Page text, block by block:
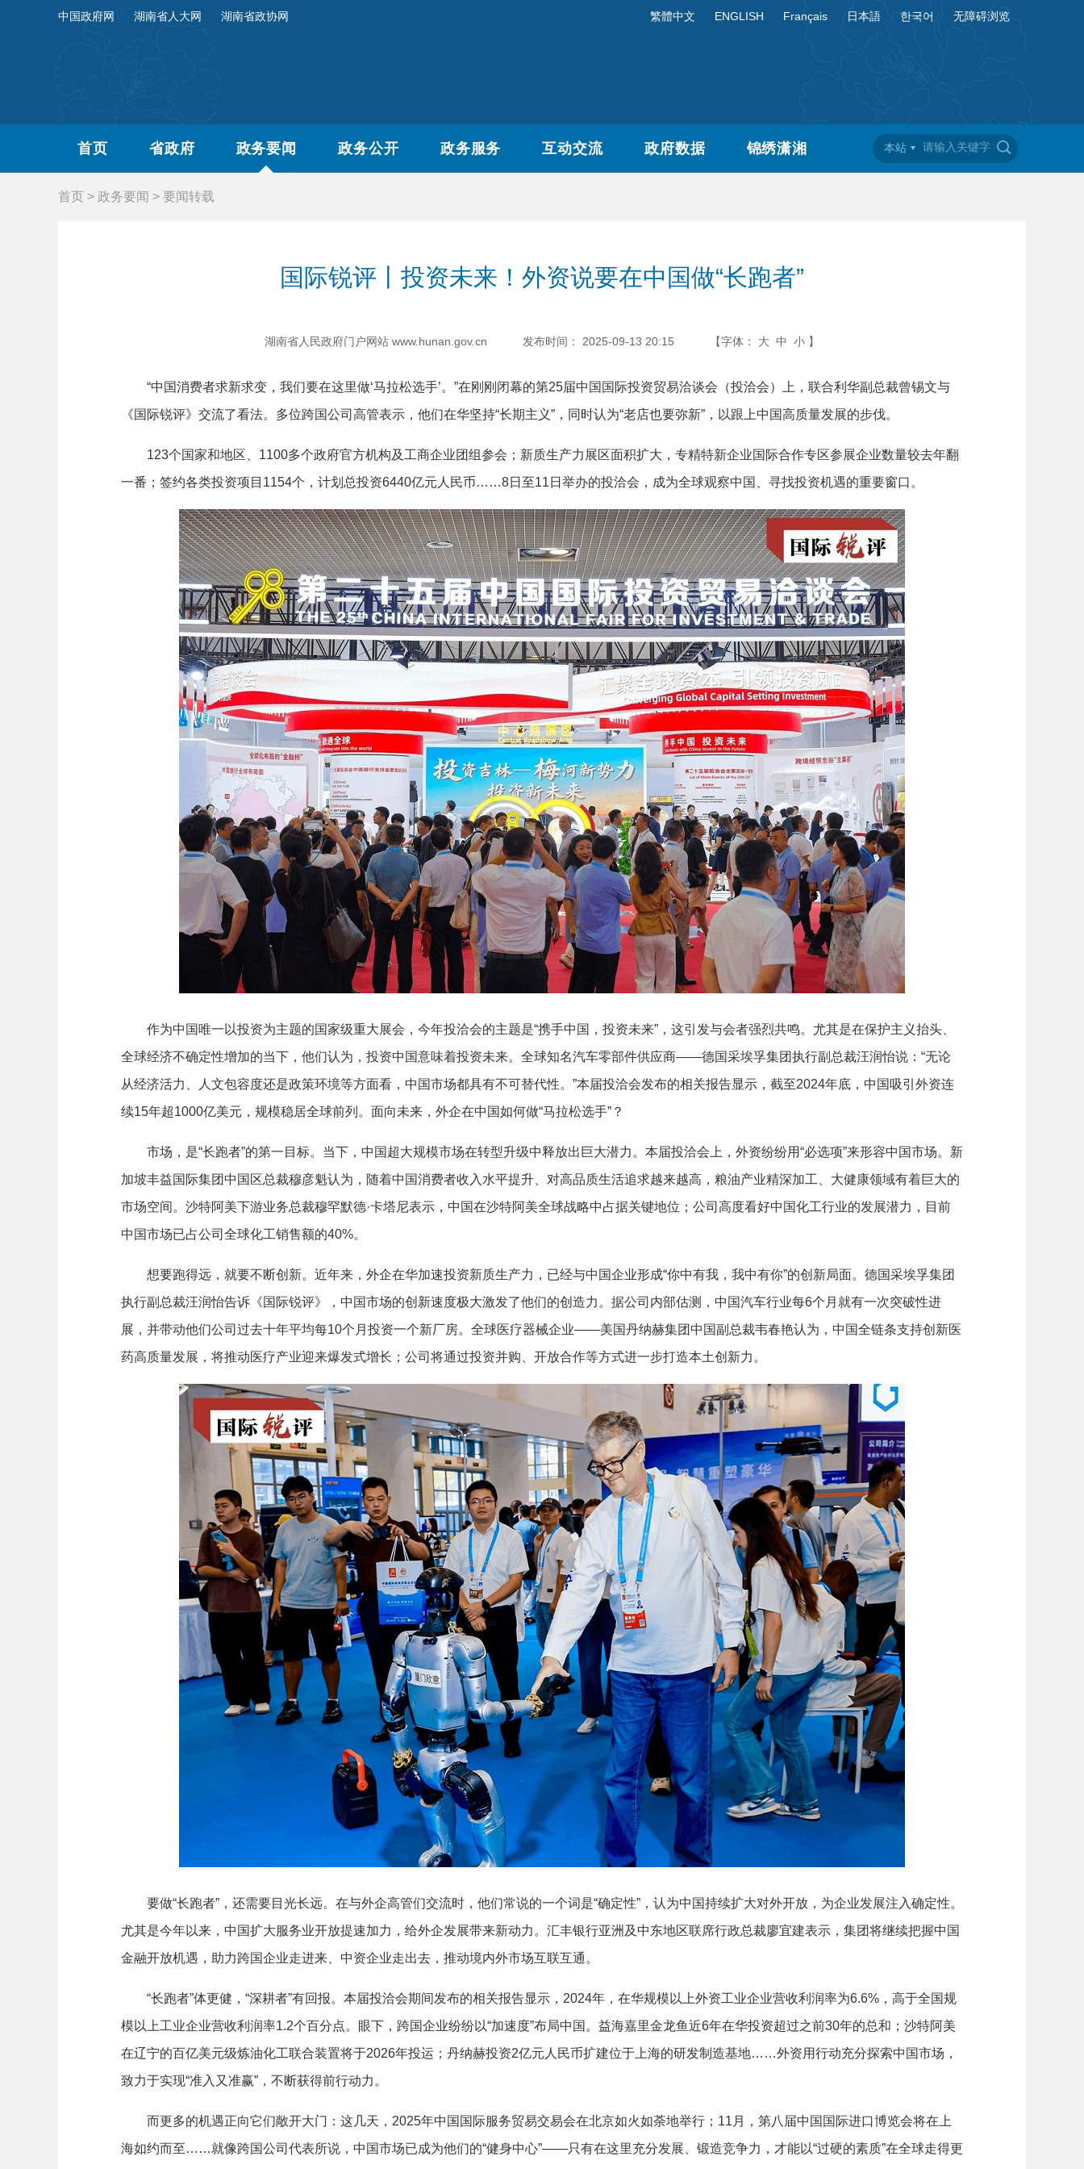
中国政府网 湖南省人大网 湖南省政协网 繁體中文 ENGLISH Français 日本語 한국어 无障碍浏览
首页 省政府 政务要闻 政务公开 政务服务 互动交流 政府数据 锦绣潇湘 本站
首页 > 政务要闻 > 要闻转载
国际锐评丨投资未来！外资说要在中国做“长跑者”
湖南省人民政府门户网站 www.hunan.gov.cn 发布时间： 2025-09-13 20:15 【字体： 大 中 小 】
“中国消费者求新求变，我们要在这里做‘马拉松选手’。”在刚刚闭幕的第25届中国国际投资贸易洽谈会（投洽会）上，联合利华副总裁曾锡文与
《国际锐评》交流了看法。多位跨国公司高管表示，他们在华坚持“长期主义”，同时认为“老店也要弥新”，以跟上中国高质量发展的步伐。
123个国家和地区、1100多个政府官方机构及工商企业团组参会；新质生产力展区面积扩大，专精特新企业国际合作专区参展企业数量较去年翻
一番；签约各类投资项目1154个，计划总投资6440亿元人民币……8日至11日举办的投洽会，成为全球观察中国、寻找投资机遇的重要窗口。
作为中国唯一以投资为主题的国家级重大展会，今年投洽会的主题是“携手中国，投资未来”，这引发与会者强烈共鸣。尤其是在保护主义抬头、
全球经济不确定性增加的当下，他们认为，投资中国意味着投资未来。全球知名汽车零部件供应商——德国采埃孚集团执行副总裁汪润怡说：“无论
从经济活力、人文包容度还是政策环境等方面看，中国市场都具有不可替代性。”本届投洽会发布的相关报告显示，截至2024年底，中国吸引外资连
续15年超1000亿美元，规模稳居全球前列。面向未来，外企在中国如何做“马拉松选手”？
市场，是“长跑者”的第一目标。当下，中国超大规模市场在转型升级中释放出巨大潜力。本届投洽会上，外资纷纷用“必选项”来形容中国市场。新
加坡丰益国际集团中国区总裁穆彦魁认为，随着中国消费者收入水平提升、对高品质生活追求越来越高，粮油产业精深加工、大健康领域有着巨大的
市场空间。沙特阿美下游业务总裁穆罕默德·卡塔尼表示，中国在沙特阿美全球战略中占据关键地位；公司高度看好中国化工行业的发展潜力，目前
中国市场已占公司全球化工销售额的40%。
想要跑得远，就要不断创新。近年来，外企在华加速投资新质生产力，已经与中国企业形成“你中有我，我中有你”的创新局面。德国采埃孚集团
执行副总裁汪润怡告诉《国际锐评》，中国市场的创新速度极大激发了他们的创造力。据公司内部估测，中国汽车行业每6个月就有一次突破性进
展，并带动他们公司过去十年平均每10个月投资一个新厂房。全球医疗器械企业——美国丹纳赫集团中国副总裁韦春艳认为，中国全链条支持创新医
药高质量发展，将推动医疗产业迎来爆发式增长；公司将通过投资并购、开放合作等方式进一步打造本土创新力。
要做“长跑者”，还需要目光长远。在与外企高管们交流时，他们常说的一个词是“确定性”，认为中国持续扩大对外开放，为企业发展注入确定性。
尤其是今年以来，中国扩大服务业开放提速加力，给外企发展带来新动力。汇丰银行亚洲及中东地区联席行政总裁廖宜建表示，集团将继续把握中国
金融开放机遇，助力跨国企业走进来、中资企业走出去，推动境内外市场互联互通。
“长跑者”体更健，“深耕者”有回报。本届投洽会期间发布的相关报告显示，2024年，在华规模以上外资工业企业营收利润率为6.6%，高于全国规
模以上工业企业营收利润率1.2个百分点。眼下，跨国企业纷纷以“加速度”布局中国。益海嘉里金龙鱼近6年在华投资超过之前30年的总和；沙特阿美
在辽宁的百亿美元级炼油化工联合装置将于2026年投运；丹纳赫投资2亿元人民币扩建位于上海的研发制造基地……外资用行动充分探索中国市场，
致力于实现“准入又准赢”，不断获得前行动力。
而更多的机遇正向它们敞开大门：这几天，2025年中国国际服务贸易交易会在北京如火如荼地举行；11月，第八届中国国际进口博览会将在上
海如约而至……就像跨国公司代表所说，中国市场已成为他们的“健身中心”——只有在这里充分发展、锻造竞争力，才能以“过硬的素质”在全球走得更